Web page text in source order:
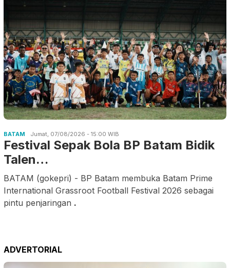
BATAM Jumat, 07/08/2026 - 15:00 WIB
Festival Sepak Bola BP Batam Bidik
Talen…
BATAM (gokepri) - BP Batam membuka Batam Prime
International Grassroot Football Festival 2026 sebagai
pintu penjaringan .
ADVERTORIAL